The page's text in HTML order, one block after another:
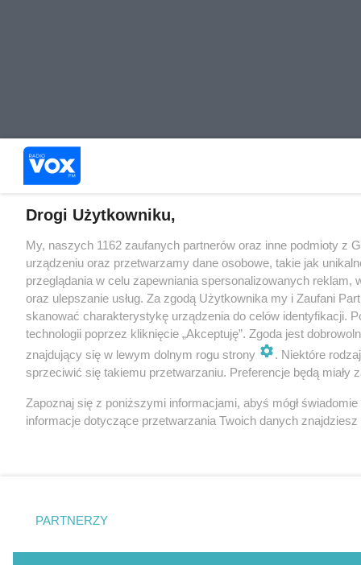
Drogi Użytkowniku,
My, naszych 1162 zaufanych partnerów oraz inne podmioty z
urządzeniu oraz przetwarzamy dane osobowe, takie jak
przeglądania w celu zapewniania spersonalizowanych
oraz ulepszanie usług. Za zgodą Użytkownika my i Zaufani
skanować charakterystykę urządzenia do celów identyfikacji.
technologii poprzez kliknięcie „Akceptuję”. Zgoda jest
znajdujący się w lewym dolnym rogu strony
. Niektóre
sprzeciwić się takiemu przetwarzaniu. Preferencje będą miały
Zapoznaj się z poniższymi informacjami, abyś mógł
informacje dotyczące przetwarzania Twoich danych
PARTNERZY